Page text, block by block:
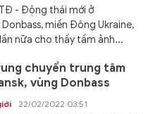
- Động thái mới ở
miền Đông Ukraine,
nữa cho thấy tầm ảnh...
chuyển trung tâm
vùng Donbass
22/02/2022 03:51